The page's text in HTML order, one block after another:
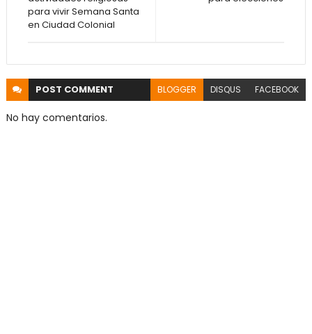
para vivir Semana Santa
en Ciudad Colonial
POST COMMENT BLOGGER DISQUS FACEBOOK
No hay comentarios.